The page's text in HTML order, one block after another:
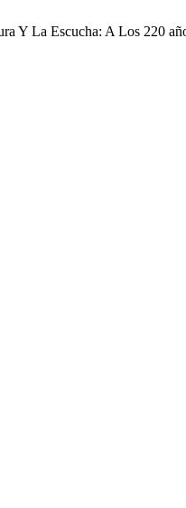
Y La Escucha: A Los 220